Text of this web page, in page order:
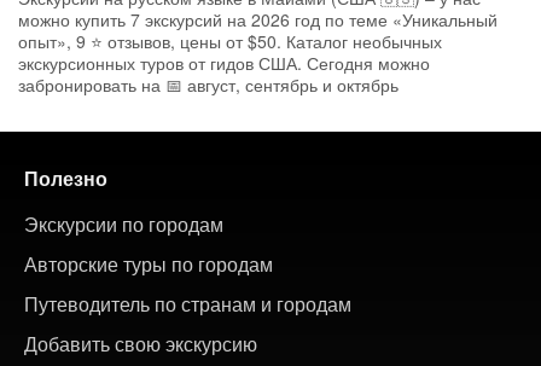
можно купить 7 экскурсий на 2026 год по теме «Уникальный
опыт», 9 ⭐ отзывов, цены от $50. Каталог необычных
экскурсионных туров от гидов США. Сегодня можно
забронировать на 📅 август, сентябрь и октябрь
Полезно
Экскурсии по городам
Авторские туры по городам
Путеводитель по странам и городам
Добавить свою экскурсию